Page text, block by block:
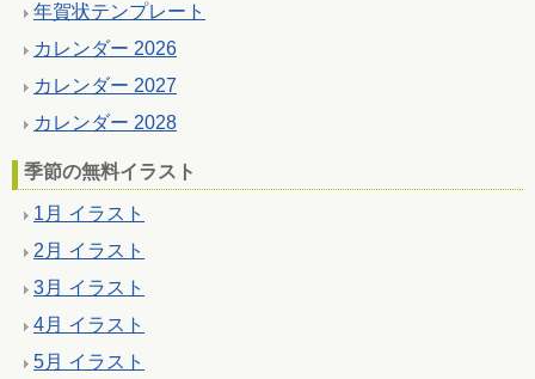
年賀状テンプレート
カレンダー 2026
カレンダー 2027
カレンダー 2028
季節の無料イラスト
1月 イラスト
2月 イラスト
3月 イラスト
4月 イラスト
5月 イラスト